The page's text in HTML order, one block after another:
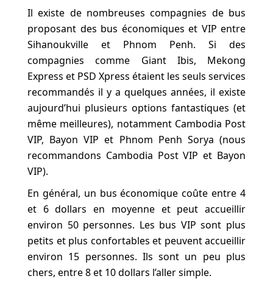
Il existe de nombreuses compagnies de bus
proposant des bus économiques et VIP entre
Sihanoukville et Phnom Penh. Si des
compagnies comme Giant Ibis, Mekong
Express et PSD Xpress étaient les seuls services
recommandés il y a quelques années, il existe
aujourd’hui plusieurs options fantastiques (et
même meilleures), notamment Cambodia Post
VIP, Bayon VIP et Phnom Penh Sorya (nous
recommandons Cambodia Post VIP et Bayon
VIP).
En général, un bus économique coûte entre 4
et 6 dollars en moyenne et peut accueillir
environ 50 personnes. Les bus VIP sont plus
petits et plus confortables et peuvent accueillir
environ 15 personnes. Ils sont un peu plus
chers, entre 8 et 10 dollars l’aller simple.